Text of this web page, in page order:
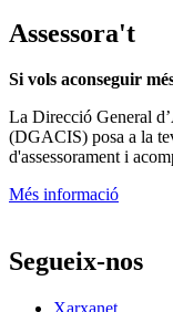
Assessora't
Si vols aconseguir
La Direcció General
(DGACIS) posa a la
d'assessorament i
Més informació
Segueix-nos